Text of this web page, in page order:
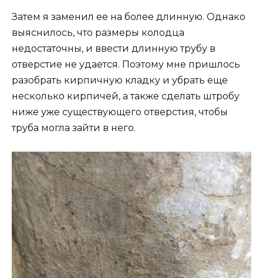
Затем я заменил ее на более длинную. Однако
выяснилось, что размеры колодца
недостаточны, и ввести длинную трубу в
отверстие не удается. Поэтому мне пришлось
разобрать кирпичную кладку и убрать еще
несколько кирпичей, а также сделать штробу
ниже уже существующего отверстия, чтобы
труба могла зайти в него.